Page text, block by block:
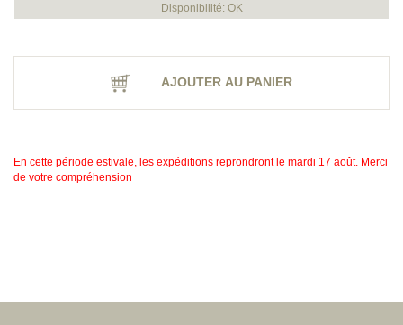
Disponibilité: OK
AJOUTER AU PANIER
En cette période estivale, les expéditions reprondront le mardi 17 août. Merci
de votre compréhension